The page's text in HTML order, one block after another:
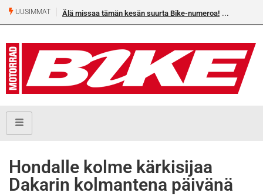
UUSIMMAT Älä missaa tämän kesän suurta Bike-numeroa!
Hondalle kolme kärkisijaa
Dakarin kolmantena päivänä